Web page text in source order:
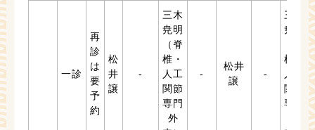
一診
再
診
は
要
予
約
松
井
譲
-
三木
尭明
（脊
椎・
人工
関節
専門
外
-
松井
譲
-
三木
尭明
椎・
人工
関節
専門